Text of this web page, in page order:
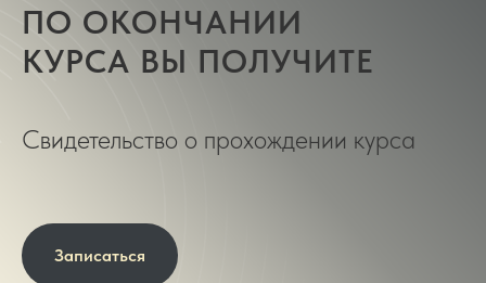
ПО ОКОНЧАНИИ
КУРСА ВЫ ПОЛУЧИТЕ
Свидетельство о прохождении курса
Записаться